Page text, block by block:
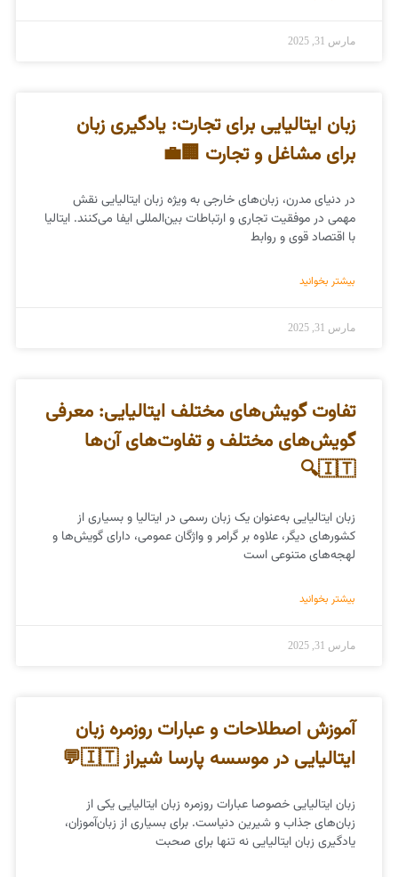
مارس 31, 2025
زبان ایتالیایی برای تجارت: یادگیری زبان
برای مشاغل و تجارت 🏢💼
در دنیای مدرن، زبان‌های خارجی به ویژه زبان ایتالیایی نقش
مهمی در موفقیت تجاری و ارتباطات بین‌المللی ایفا می‌کنند. ایتالیا
با اقتصاد قوی و روابط
بیشتر بخوانید
مارس 31, 2025
تفاوت گویش‌های مختلف ایتالیایی: معرفی
گویش‌های مختلف و تفاوت‌های آن‌ها
🇮🇹🔍
زبان ایتالیایی به‌عنوان یک زبان رسمی در ایتالیا و بسیاری از
کشورهای دیگر، علاوه بر گرامر و واژگان عمومی، دارای گویش‌ها و
لهجه‌های متنوعی است
بیشتر بخوانید
مارس 31, 2025
آموزش اصطلاحات و عبارات روزمره زبان
ایتالیایی در موسسه پارسا شیراز 🇮🇹💬
زبان ایتالیایی خصوصا عبارات روزمره زبان ایتالیایی یکی از
زبان‌های جذاب و شیرین دنیاست. برای بسیاری از زبان‌آموزان،
یادگیری زبان ایتالیایی نه تنها برای صحبت